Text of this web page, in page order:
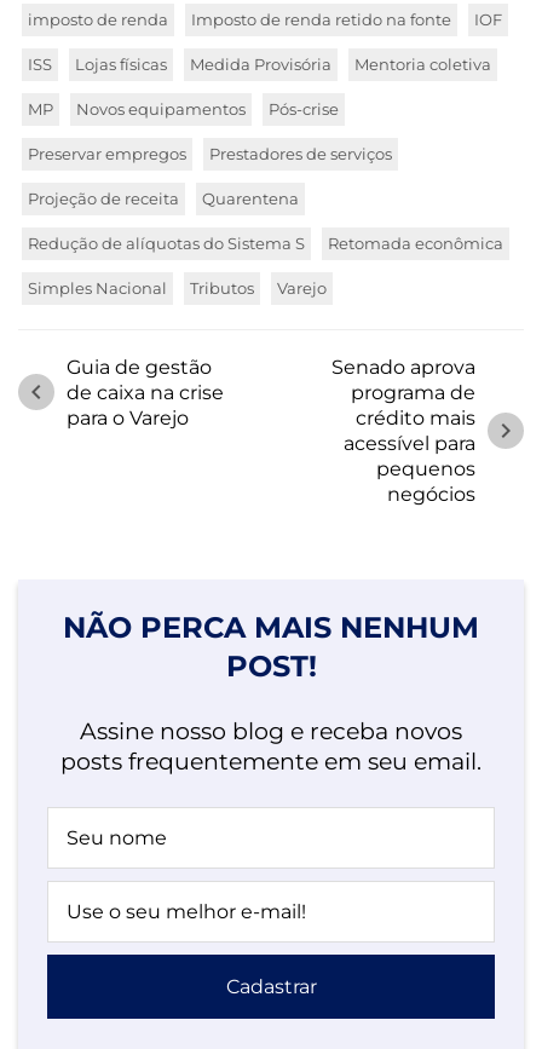
imposto de renda Imposto de renda retido na fonte IOF
ISS Lojas físicas Medida Provisória Mentoria coletiva
MP Novos equipamentos Pós-crise
Preservar empregos Prestadores de serviços
Projeção de receita Quarentena
Redução de alíquotas do Sistema S Retomada econômica
Simples Nacional Tributos Varejo
Guia de gestão
de caixa na crise
para o Varejo
chevron_left
Senado aprova
programa de
crédito mais
acessível para
pequenos
negócios
chevron_right
NÃO PERCA MAIS NENHUM
POST!
Assine nosso blog e receba novos
posts frequentemente em seu email.